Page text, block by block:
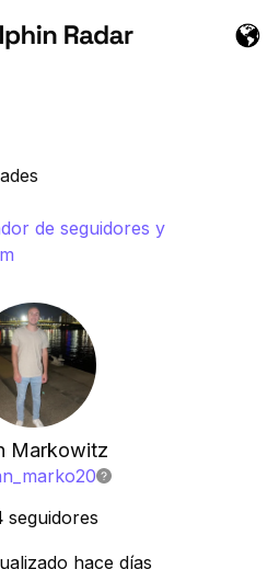
de seguidores y
Markowitz
seguidores
hace días